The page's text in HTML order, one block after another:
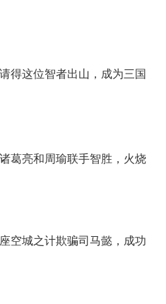
得这位智者出山，成为三国
葛亮和周瑜联手智胜，火烧
空城之计欺骗司马懿，成功